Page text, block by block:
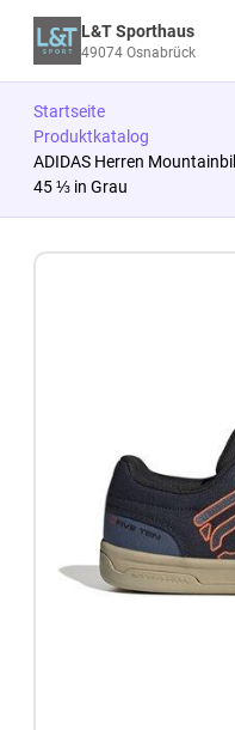
L&T Sporthaus
49074 Osnabrück
Startseite
Produktkatalog
ADIDAS Herren
45 ⅓ in Grau